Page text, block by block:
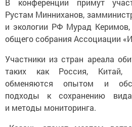
Рустам Минниханов,
и экологии РФ Мурад Керимов,
общего собрания Ассоциации
таких как Россия, Китай,
обменяются опытом и
подходы к сохранению
и методы мониторинга.